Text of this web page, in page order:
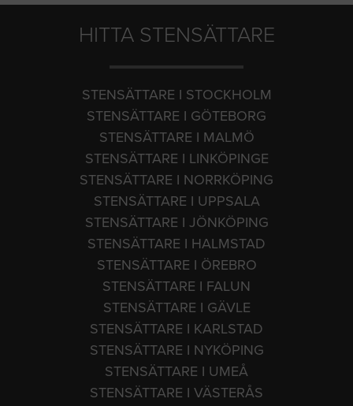
HITTA STENSÄTTARE
STENSÄTTARE I STOCKHOLM
STENSÄTTARE I GÖTEBORG
STENSÄTTARE I MALMÖ
STENSÄTTARE I LINKÖPINGE
STENSÄTTARE I NORRKÖPING
STENSÄTTARE I UPPSALA
STENSÄTTARE I JÖNKÖPING
STENSÄTTARE I HALMSTAD
STENSÄTTARE I ÖREBRO
STENSÄTTARE I FALUN
STENSÄTTARE I GÄVLE
STENSÄTTARE I KARLSTAD
STENSÄTTARE I NYKÖPING
STENSÄTTARE I UMEÅ
STENSÄTTARE I VÄSTERÅS